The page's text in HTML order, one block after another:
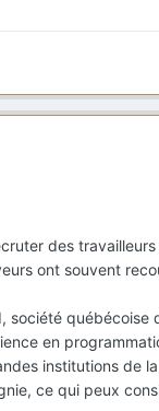
des
ont souvent
société
en
institutions de
ce qui peux